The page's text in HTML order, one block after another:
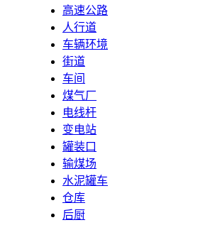
高速公路
人行道
车辆环境
街道
车间
煤气厂
电线杆
变电站
罐装口
输煤场
水泥罐车
仓库
后厨